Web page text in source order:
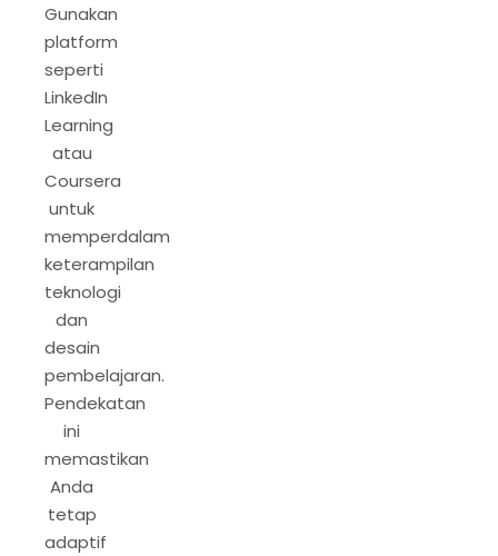
Gunakan
platform
seperti
LinkedIn
Learning
atau
Coursera
untuk
memperdalam
keterampilan
teknologi
dan
desain
pembelajaran.
Pendekatan
ini
memastikan
Anda
tetap
adaptif